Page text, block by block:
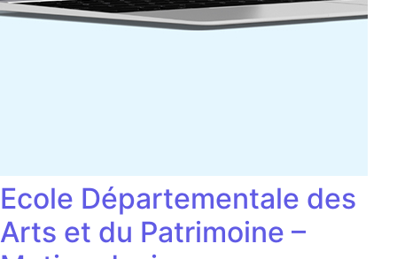
Ecole Départementale des
Arts et du Patrimoine –